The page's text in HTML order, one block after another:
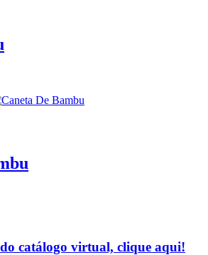
catálogo virtual, clique aqui!